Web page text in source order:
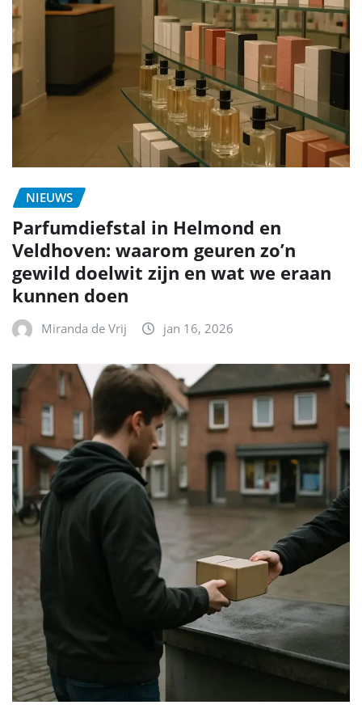
NIEUWS
Parfumdiefstal in Helmond en
Veldhoven: waarom geuren zo’n
gewild doelwit zijn en wat we eraan
kunnen doen
Miranda de Vrij jan 16, 2026